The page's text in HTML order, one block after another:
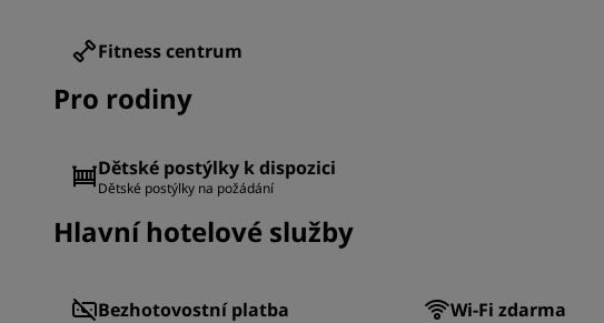
Fitness centrum
Pro rodiny
Dětské postýlky k dispozici
Dětské postýlky na požádání
Hlavní hotelové služby
Bezhotovostní platba Wi-Fi zdarma